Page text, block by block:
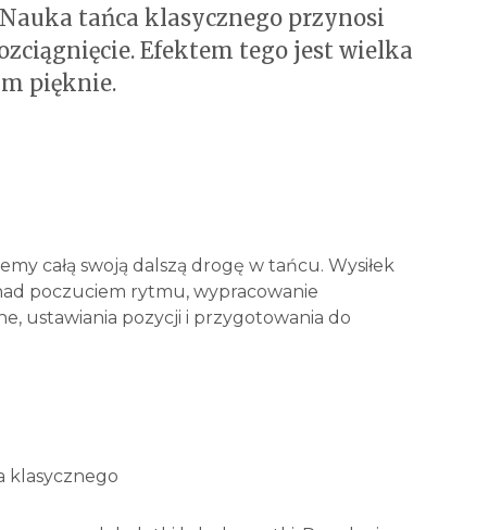
tańca klasycznego przynosi
Efektem tego jest wielka
pięknie.
całą swoją dalszą drogę w tańcu. Wysiłek
poczuciem rytmu, wypracowanie
ustawiania pozycji i przygotowania do
klasycznego